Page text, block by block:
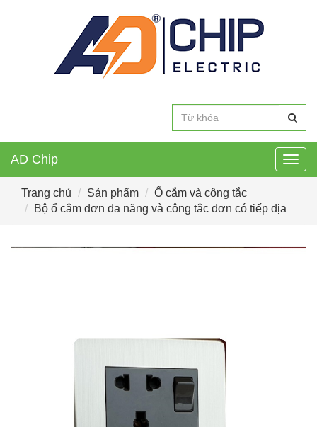
AD Chip
Trang chủ Sản phẩm
Ổ cắm và công tắc
Bộ ổ cắm đơn đa năng và công tắc đơn có tiếp địa